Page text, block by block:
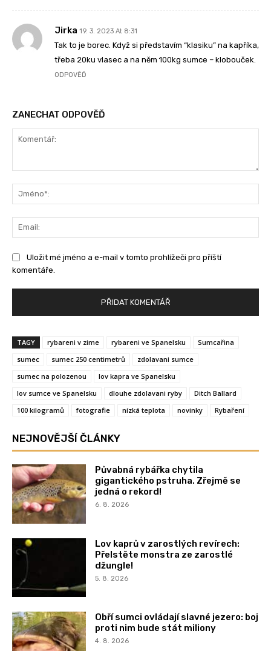
Jirka 19. 3. 2023 At 8:31
Tak to je borec. Když si představím “klasiku” na kapříka,
třeba 20ku vlasec a na něm 100kg sumce – klobouček.
ODPOVĚĎ
ZANECHAT ODPOVĚĎ
Uložit mé jméno a e-mail v tomto prohlížeči pro příští
komentáře.
TAGY rybareni v zime rybareni ve Spanelsku
Sumcařina
sumec
sumec 250 centimetrů
zdolavani sumce
sumec na polozenou
lov kapra ve Spanelsku
lov sumce ve Spanelsku
dlouhe zdolavani ryby
Ditch Ballard
100 kilogramů
fotografie nízká teplota novinky Rybaření
NEJNOVĚJŠÍ ČLÁNKY
Půvabná rybářka chytila
gigantického pstruha. Zřejmě se
jedná o rekord!
6. 8. 2026
Lov kaprů v zarostlých revírech:
Přelstěte monstra ze zarostlé
džungle!
5. 8. 2026
Obří sumci ovládají slavné jezero: boj
proti nim bude stát miliony
4. 8. 2026